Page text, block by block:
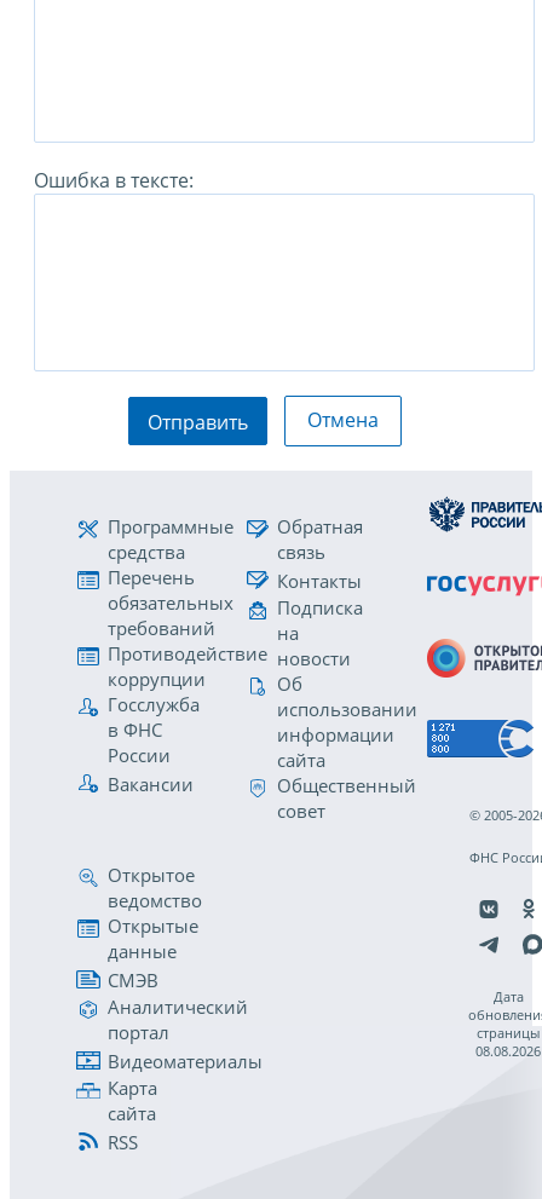
Ошибка в тексте:
Отправить Отмена
Программные
средства
Перечень
обязательных
требований
Противодействие
коррупции
Госслужба
в ФНС
России
Вакансии
Обратная
связь
Контакты
Подписка
на
новости
Об
использовании
информации
сайта
Общественный
совет
Открытое
ведомство
Открытые
данные
СМЭВ
Аналитический
портал
Видеоматериалы
Карта
сайта
RSS
© 2005-
ФНС
Дата
страницы
08.08.2026